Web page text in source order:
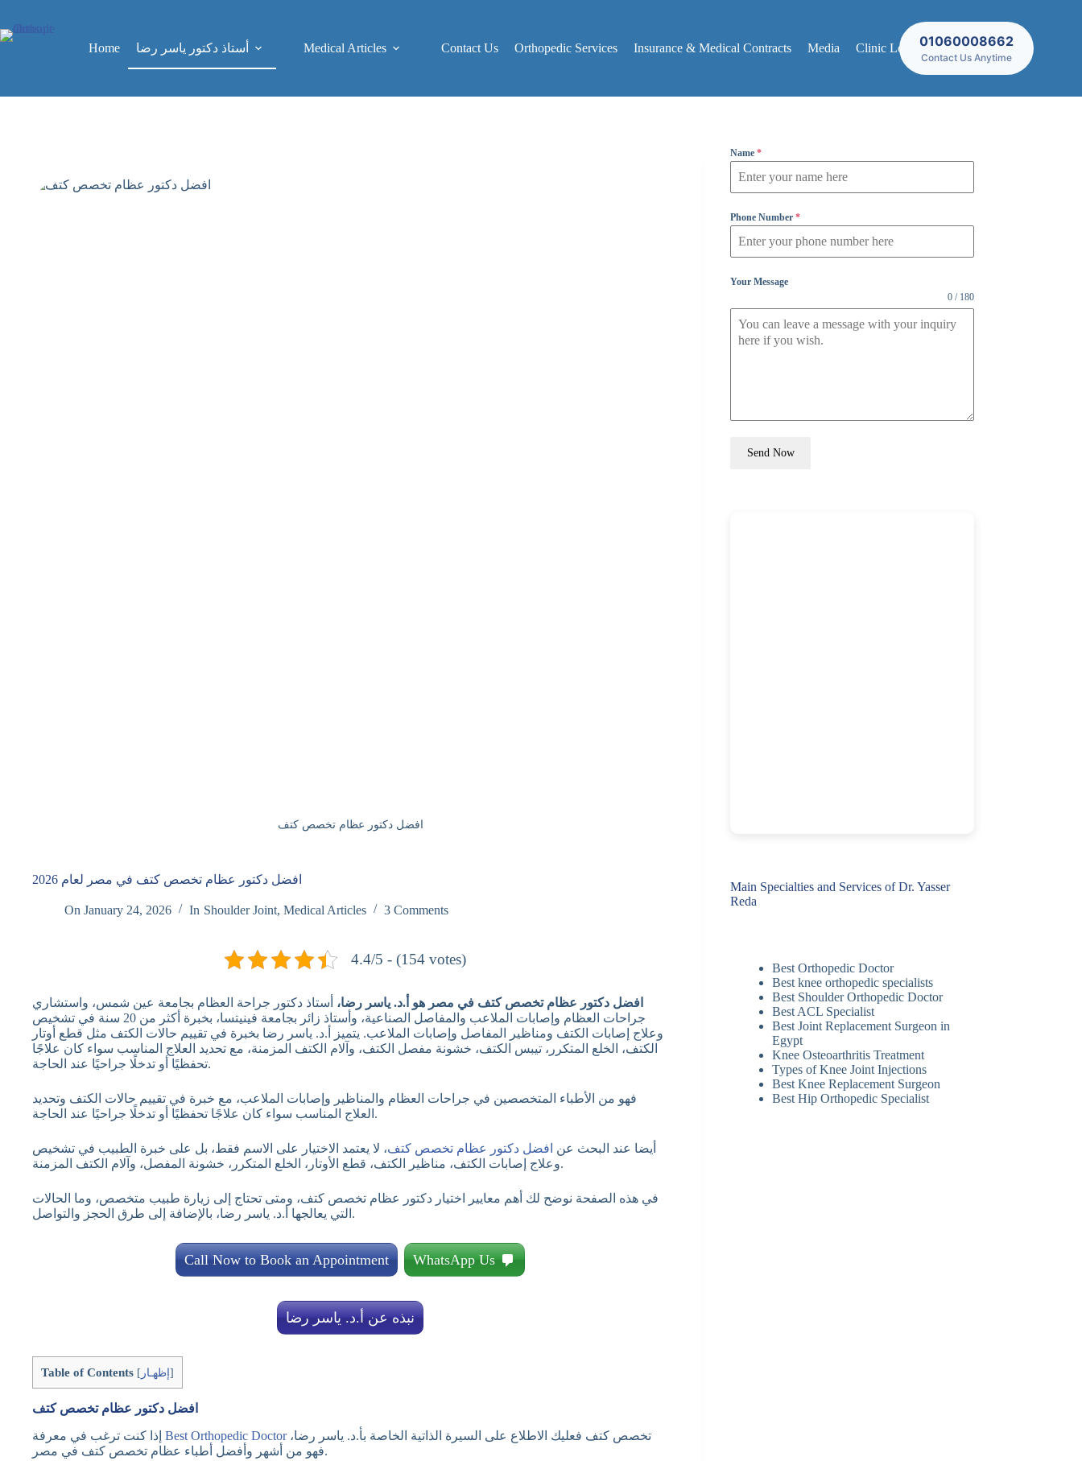
content
Home
أستاذ دكتور ياسر رضا Medical Articles Contact Us Orthopedic Services Insurance & Medical Contracts Media Clinic Locations01060008662
Contact Us Anytime
افضل دكتور عظام تخصص كتف
افضل دكتور عظام تخصص كتف في مصر لعام 2026
On January 24, 2026 In Shoulder Joint, Medical Articles 3 Comments
4.4/5 - (154 votes)
افضل دكتور عظام تخصص كتف في مصر هو أ.د. ياسر رضا، أستاذ دكتور جراحة العظام بجامعة عين شمس، واستشاري
جراحات العظام وإصابات الملاعب والمفاصل الصناعية، وأستاذ زائر بجامعة فينيتسا، بخبرة أكثر من 20 سنة في تشخيص
وعلاج إصابات الكتف ومناظير المفاصل وإصابات الملاعب. يتميز أ.د. ياسر رضا بخبرة في تقييم حالات الكتف مثل قطع أوتار
الكتف، الخلع المتكرر، تيبس الكتف، خشونة مفصل الكتف، وآلام الكتف المزمنة، مع تحديد العلاج المناسب سواء كان علاجًا
تحفظيًا أو تدخلًا جراحيًا عند الحاجة.
فهو من الأطباء المتخصصين في جراحات العظام والمناظير وإصابات الملاعب، مع خبرة في تقييم حالات الكتف وتحديد
العلاج المناسب سواء كان علاجًا تحفظيًا أو تدخلًا جراحيًا عند الحاجة.
أيضا عند البحث عن افضل دكتور عظام تخصص كتف، لا يعتمد الاختيار على الاسم فقط، بل على خبرة الطبيب في تشخيص
وعلاج إصابات الكتف، مناظير الكتف، قطع الأوتار، الخلع المتكرر، خشونة المفصل، وآلام الكتف المزمنة.
في هذه الصفحة نوضح لك أهم معايير اختيار دكتور عظام تخصص كتف، ومتى تحتاج إلى زيارة طبيب متخصص، وما الحالات
التي يعالجها أ.د. ياسر رضا، بالإضافة إلى طرق الحجز والتواصل.
Call Now to Book an Appointment WhatsApp Us
نبذه عن أ.د. ياسر رضا
Table of Contents [ إظهـار ]
افضل دكتور عظام تخصص كتف
Best Orthopedic Doctorتخصص كتف فعليك الاطلاع على السيرة الذاتية الخاصة بأ.د. ياسر رضا،
فهو من أشهر وأفضل أطباء عظام تخصص كتف في مصر.
Name*
Phone Number*
Your Message
0 / 180
Send Now
Main Specialties and Services of Dr. Yasser
Reda
Best Orthopedic Doctor
Best knee orthopedic specialists
Best Shoulder Orthopedic Doctor
Best ACL Specialist
Best Joint Replacement Surgeon in
Egypt
Knee Osteoarthritis Treatment
Types of Knee Joint Injections
Best Knee Replacement Surgeon
Best Hip Orthopedic Specialist